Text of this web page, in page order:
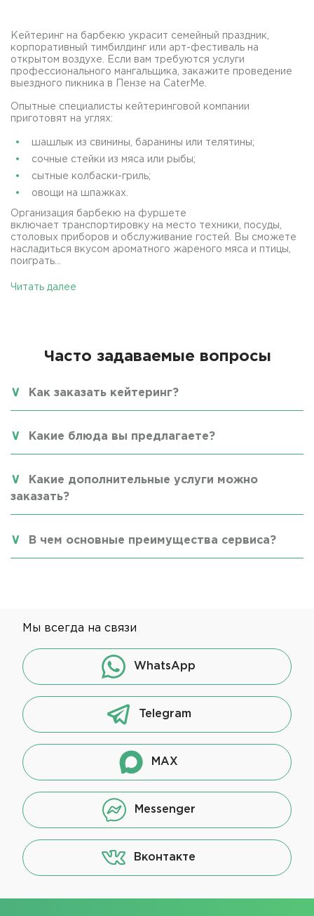
Кейтеринг на барбекю украсит семейный праздник,
корпоративный тимбилдинг или арт-фестиваль на
открытом воздухе. Если вам требуются услуги
профессионального мангальщика, закажите проведение
выездного пикника в Пензе на CaterMe.
Опытные специалисты кейтеринговой компании
приготовят на углях:
шашлык из свинины, баранины или телятины;
сочные стейки из мяса или рыбы;
сытные колбаски-гриль;
овощи на шпажках.
Организация барбекю на фуршете
включает транспортировку на место техники, посуды,
столовых приборов и обслуживание гостей. Вы сможете
насладиться вкусом ароматного жареного мяса и птицы,
поиграть...
Читать далее
Часто задаваемые вопросы
Как заказать кейтеринг?
Какие блюда вы предлагаете?
Какие дополнительные услуги можно
заказать?
В чем основные преимущества сервиса?
Мы всегда на связи
WhatsApp
Telegram
MAX
Messenger
Вконтакте